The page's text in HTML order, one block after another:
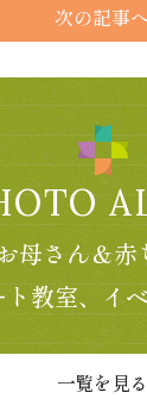
次の記事へ
母さん＆赤
教室、イ
一覧を見る